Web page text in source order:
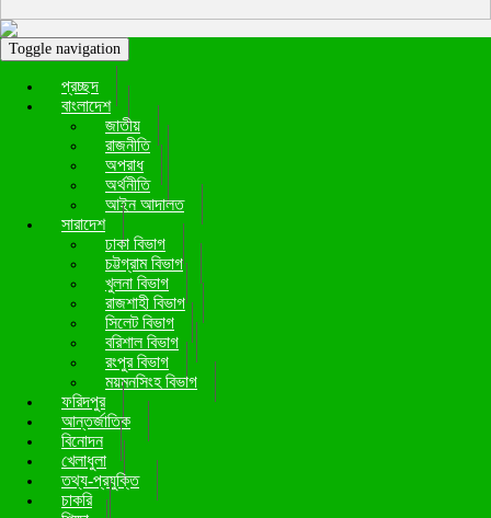
Toggle navigation
প্রচ্ছদ
বাংলাদেশ
জাতীয়
রাজনীতি
অপরাধ
অর্থনীতি
আইন আদালত
সারাদেশ
ঢাকা বিভাগ
চট্টগ্রাম বিভাগ
খুলনা বিভাগ
রাজশাহী বিভাগ
সিলেট বিভাগ
বরিশাল বিভাগ
রংপুর বিভাগ
ময়মনসিংহ বিভাগ
ফরিদপুর
আন্তর্জাতিক
বিনোদন
খেলাধুলা
তথ্য-প্রযুক্তি
চাকরি